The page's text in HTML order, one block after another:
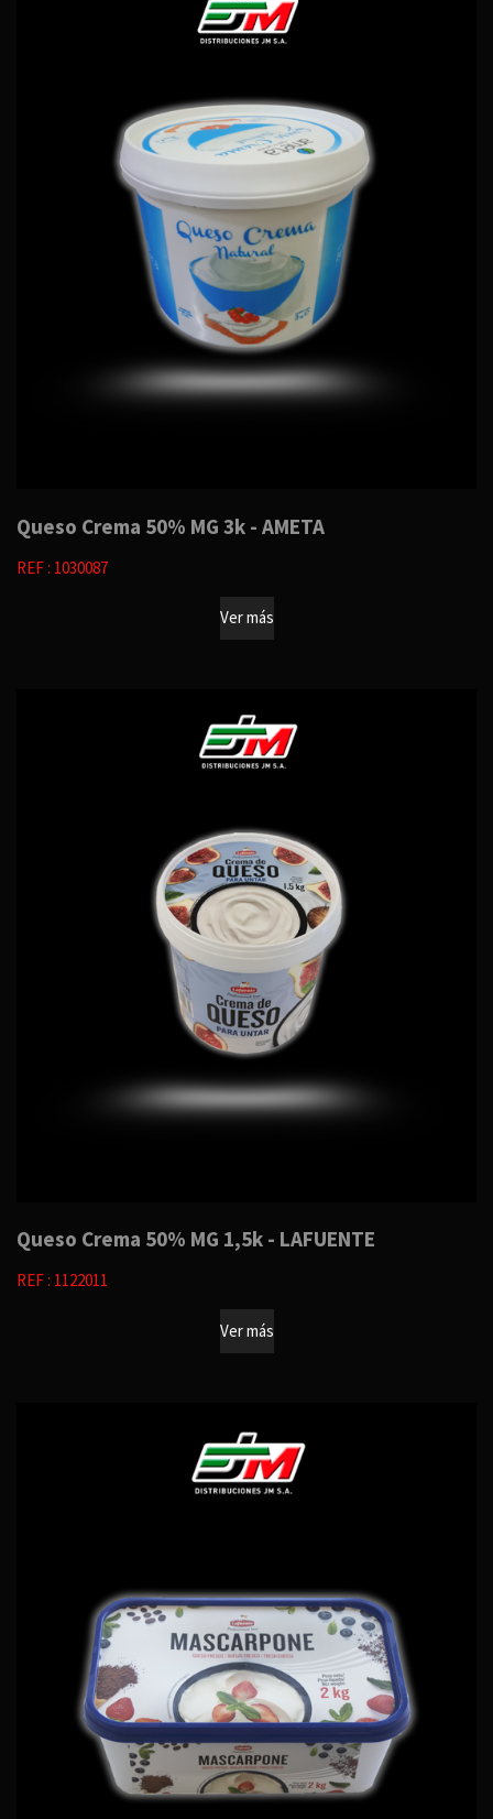
Queso Crema 50% MG 3k - AMETA
REF : 1030087
Ver más
Queso Crema 50% MG 1,5k - LAFUENTE
REF : 1122011
Ver más